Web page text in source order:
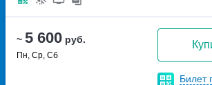
~ 5 600 руб.
Пн, Ср, Сб
Билет